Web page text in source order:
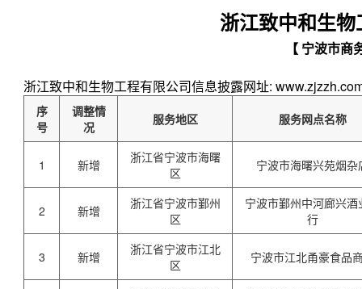
浙江致中和生
【 宁波市商
浙江致中和生物工程有限公司信息披露网址:
序
号
调整情
况
服务地区 服务网点名称
1 新增
浙江省宁波市海曙
区
宁波市海曙兴苑烟杂
2 新增
浙江省宁波市鄞州
区
宁波市鄞州中河廊兴酒
行
3 新增
浙江省宁波市江北
区
宁波市江北甬豪食品